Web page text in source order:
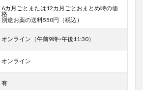
6カ月ごとまたは12カ月ごとおまとめ時の価
格
別途お薬の送料550円（税込）
オンライン（午前9時~午後11:30）
オンライン
有